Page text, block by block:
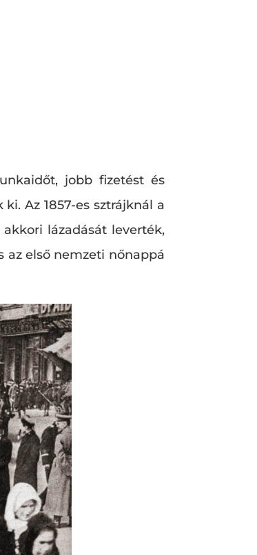
jobb fizetést és
Az 1857-es sztrájknál a
lázadását leverték,
az első nemzeti nőnappá